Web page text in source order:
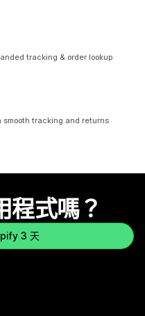
tracking & order lookup
smooth tracking and returns
程式嗎？
3 天